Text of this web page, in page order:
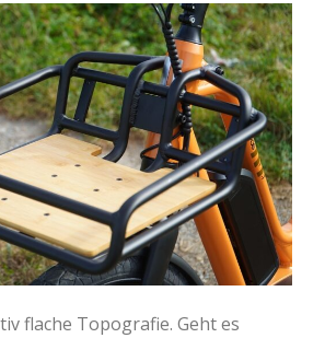
flache Topografie. Geht es